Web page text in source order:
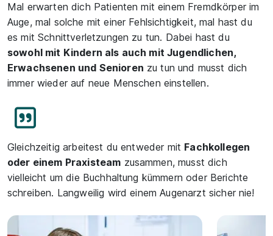
Mal erwarten dich Patienten mit einem Fremdkörper im
Auge, mal solche mit einer Fehlsichtigkeit, mal hast du
es mit Schnittverletzungen zu tun. Dabei hast du
sowohl mit Kindern als auch mit Jugendlichen,
Erwachsenen und Senioren zu tun und musst dich
immer wieder auf neue Menschen einstellen.
Gleichzeitig arbeitest du entweder mit Fachkollegen
oder einem Praxisteam zusammen, musst dich
vielleicht um die Buchhaltung kümmern oder Berichte
schreiben. Langweilig wird einem Augenarzt sicher nie!